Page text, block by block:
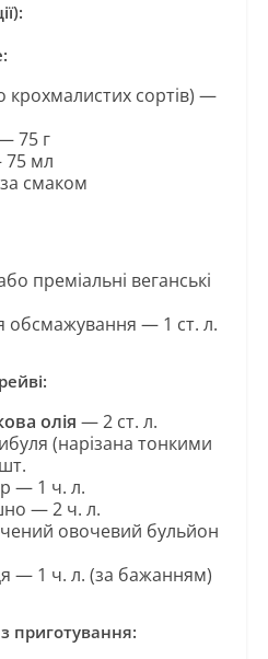
крохмалистих сортів) —
75 г
75 мл
смаком
преміальні веганські
обсмажування — 1 ст. л.
олія — 2 ст. л.
(нарізана тонкими
— 1 ч. л.
— 2 ч. л.
овочевий бульйон
— 1 ч. л. (за бажанням)
приготування: